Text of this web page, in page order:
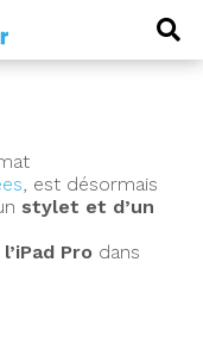
, est désormais
stylet et d’un
l’iPad Pro dans